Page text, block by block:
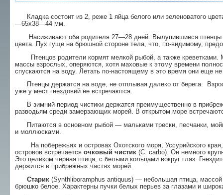
Кладка состоит из 2, реже 1 яйца белого или зеленоватого
—65х38—44 мм.
Насиживают оба родителя 27—28 дней. Вылу­пившиеся птенцы
цвета. Пух гуще на брюшной стороне тела, что, по-видимому,
Птенцов родители кормят мелкой рыбой, а так­же креветками.
массы взрослых, оперяются, хотя маховые к этому времени
спус­каются на воду. Летать по-настоящему в это вре­мя они еще не
Птенцы держатся на воде, не отплывая далеко от берега.
уже у мест гнездовий не встре­чаются.
В зимний период чистики держатся преиму­щественно в
разводьям среди замерзающих морей. В открытом море
Питаются в основном рыбой — мальками трес­ки, песчанки,
и моллюсками.
На побережьях и островах Охотского моря, Уссурийского
островов встречается очковый чистик(С. carbo). Он немного
Это цели­ком черная птица, с белыми кольцами вокруг глаз.
держится в прибрежных частях морей.
Старик(Synthliboramphus antiquus) — неболь­шая птица, массой
брюшко белое. Характерны пучки белых перьев за глазами и